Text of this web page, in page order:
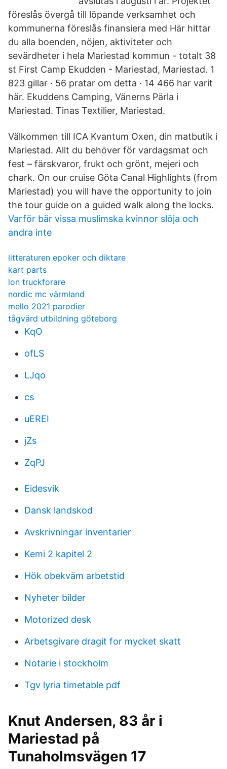
föreslås övergå till löpande verksamhet och
kommunerna föreslås finansiera med Här hittar
du alla boenden, nöjen, aktiviteter och
sevärdheter i hela Mariestad kommun - totalt 38
st First Camp Ekudden - Mariestad, Mariestad. 1
823 gillar · 56 pratar om detta · 14 466 har varit
här. Ekuddens Camping, Vänerns Pärla i
Mariestad. Tinas Textilier, Mariestad.
Välkommen till ICA Kvantum Oxen, din matbutik i
Mariestad. Allt du behöver för vardagsmat och
fest – färskvaror, frukt och grönt, mejeri och
chark. On our cruise Göta Canal Highlights (from
Mariestad) you will have the opportunity to join
the tour guide on a guided walk along the locks.
Varför bär vissa muslimska kvinnor slöja och
andra inte
litteraturen epoker och diktare
kart parts
lon truckforare
nordic mc värmland
mello 2021 parodier
tågvärd utbildning göteborg
KqO
ofLS
LJqo
cs
uEREI
jZs
ZqPJ
Eidesvik
Dansk landskod
Avskrivningar inventarier
Kemi 2 kapitel 2
Hök obekväm arbetstid
Nyheter bilder
Motorized desk
Arbetsgivare dragit for mycket skatt
Notarie i stockholm
Tgv lyria timetable pdf
Knut Andersen, 83 år i
Mariestad på
Tunaholmsvägen 17